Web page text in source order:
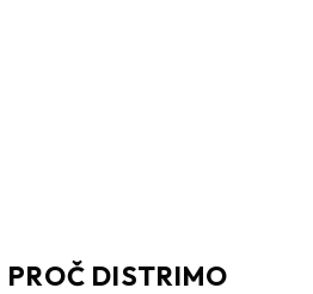
PROČ DISTRIMO